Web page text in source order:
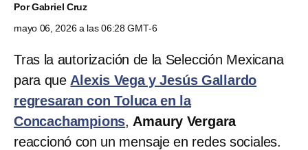
PorGabriel Cruz
mayo 06, 2026 a las 06:28 GMT-6
Tras la autorización de la Selección Mexicana
para que Alexis Vega y Jesús Gallardo
regresaran con Toluca en la
Concachampions, Amaury Vergara
reaccionó con un mensaje en redes sociales.